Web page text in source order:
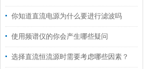
你知道直流电源为什么要进行滤波吗
使用频谱仪的你会产生哪些疑问
选择直流恒流源时需要考虑哪些因素？